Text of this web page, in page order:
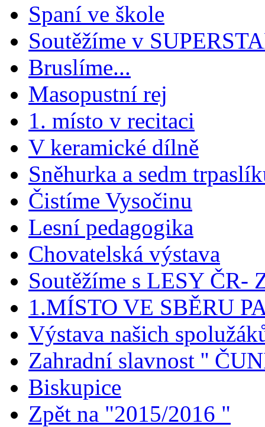
Spaní ve škole
Soutěžíme v
Bruslíme...
Masopustní rej
1. místo v recitaci
V keramické dílně
Sněhurka a sedm
Čistíme Vysočinu
Lesní pedagogika
Chovatelská výstava
Soutěžíme s LESY ČR-
1.MÍSTO VE SBĚRU
Výstava našich
Zahradní slavnost ''
Biskupice
Zpět na "2015/2016 "